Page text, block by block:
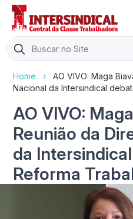
Search
for:
Home ›
AO VIVO: Maga
Nacional da Intersindical
AO VIVO:
Reunião da
da
Reforma